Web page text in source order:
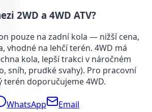
2WD a 4WD ATV?
pouze na zadní kola — nižší cena,
vhodné na lehčí terén. 4WD má
kola, lepší trakci v náročném
sníh, prudké svahy). Pro pracovní
terén doporučujeme 4WD.
WhatsApp Email